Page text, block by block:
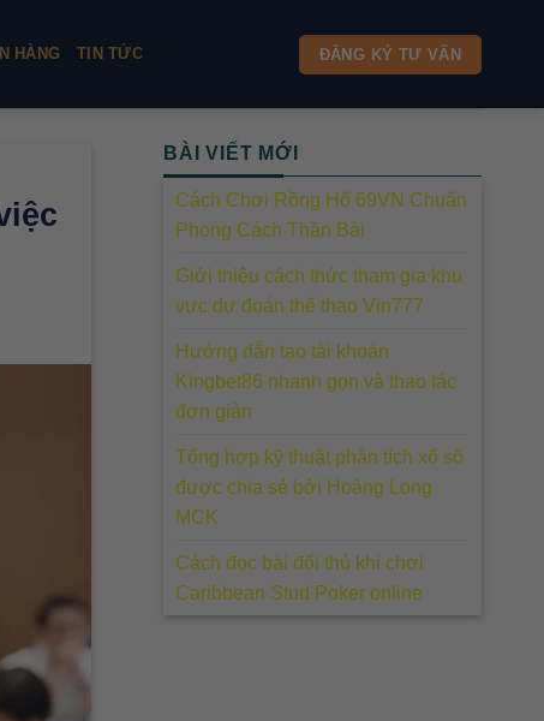
HÀNG TIN TỨC ĐĂNG KÝ TƯ VẤN
BÀI VIẾT MỚI
Cách Chơi Rồng Hổ 69VN Chuẩn
Phong Cách Thần Bài
Giới thiệu cách thức tham gia khu
vực dự đoán thể thao Vin777
Hướng dẫn tạo tài khoản
Kingbet86 nhanh gọn và thao tác
đơn giản
Tổng hợp kỹ thuật phân tích xổ số
được chia sẻ bởi Hoàng Long
MCK
Cách đọc bài đối thủ khi chơi
Caribbean Stud Poker online